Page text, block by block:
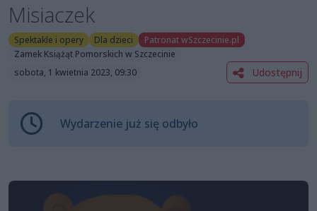
Misiaczek
Spektakle i opery Dla dzieci
Patronat wSzczecinie.pl
Zamek Książąt Pomorskich w Szczecinie
sobota, 1 kwietnia 2023, 09:30
Udostępnij
Wydarzenie już się odbyło